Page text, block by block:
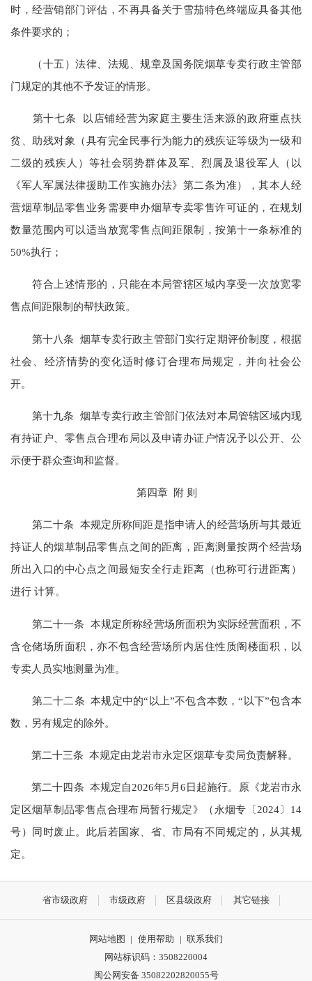
时，经营销部门评估，不再具备关于雪茄特色终端应具备其他
条件要求的；
（十五）法律、法规、规章及国务院烟草专卖行政主管部
门规定的其他不予发证的情形。
第十七条 以店铺经营为家庭主要生活来源的政府重点扶
贫、助残对象（具有完全民事行为能力的残疾证等级为一级和
二级的残疾人）等社会弱势群体及军、烈属及退役军人（以
《军人军属法律援助工作实施办法》第二条为准），其本人经
营烟草制品零售业务需要申办烟草专卖零售许可证的，在规划
数量范围内可以适当放宽零售点间距限制，按第十一条标准的
50%执行；
符合上述情形的，只能在本局管辖区域内享受一次放宽零
售点间距限制的帮扶政策。
第十八条 烟草专卖行政主管部门实行定期评价制度，根据
社会、经济情势的变化适时修订合理布局规定，并向社会公
开。
第十九条 烟草专卖行政主管部门依法对本局管辖区域内现
有持证户、零售点合理布局以及申请办证户情况予以公开、公
示便于群众查询和监督。
第四章 附 则
第二十条 本规定所称间距是指申请人的经营场所与其最近
持证人的烟草制品零售点之间的距离，距离测量按两个经营场
所出入口的中心点之间最短安全行走距离（也称可行进距离）
进行 计算。
第二十一条 本规定所称经营场所面积为实际经营面积，不
含仓储场所面积，亦不包含经营场所内居住性质阁楼面积，以
专卖人员实地测量为准。
第二十二条 本规定中的“以上”不包含本数，“以下”包含本
数，另有规定的除外。
第二十三条 本规定由龙岩市永定区烟草专卖局负责解释。
第二十四条 本规定自2026年5月6日起施行。原《龙岩市永
定区烟草制品零售点合理布局暂行规定》（永烟专〔2024〕14
号）同时废止。此后若国家、省、市局有不同规定的，从其规
定。
省市级政府 市级政府 区县级政府 其它链接
网站地图 | 使用帮助 | 联系我们
网站标识码：3508220004
闽公网安备 35082202820055号